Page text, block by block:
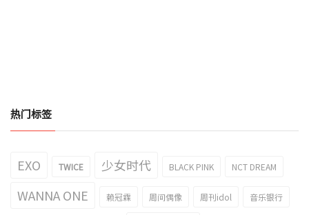
热门标签
EXO TWICE 少女时代 BLACK PINK NCT DREAM
WANNA ONE 赖冠霖 周间偶像 周刊idol 音乐银行